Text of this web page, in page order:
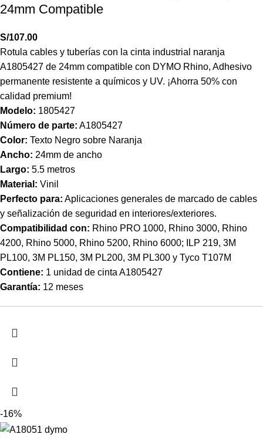
24mm Compatible
S/107.00
Rotula cables y tuberías con la cinta industrial naranja
A1805427 de 24mm compatible con DYMO Rhino, Adhesivo
permanente resistente a químicos y UV. ¡Ahorra 50% con
calidad premium!
Modelo: 1805427
Número de parte: A1805427
Color: Texto Negro sobre Naranja
Ancho: 24mm de ancho
Largo: 5.5 metros
Material: Vinil
Perfecto para: Aplicaciones generales de marcado de cables
y señalización de seguridad en interiores/exteriores.
Compatibilidad con: Rhino PRO 1000, Rhino 3000, Rhino
4200, Rhino 5000, Rhino 5200, Rhino 6000; ILP 219, 3M
PL100, 3M PL150, 3M PL200, 3M PL300 y Tyco T107M
Contiene: 1 unidad de cinta A1805427
Garantía: 12 meses
-16%